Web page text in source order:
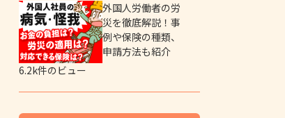
外国人労働者の労
災を徹底解説！事
例や保険の種類、
申請方法も紹介
6.2k件のビュー